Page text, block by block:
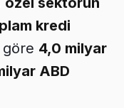
kredi
4,0 milyar
ABD